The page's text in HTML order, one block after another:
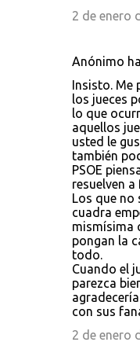
2 de enero
Anónimo
Insisto. Me
los jueces
lo que
aquellos
usted le
también
PSOE
resuelven
Los que no
cuadra
mismísima
pongan la
todo.
Cuando el
parezca
con sus
2 de enero